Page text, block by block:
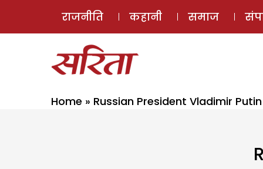
राजनीति कहानी समाज
Home » Russian President Vladimir Putin